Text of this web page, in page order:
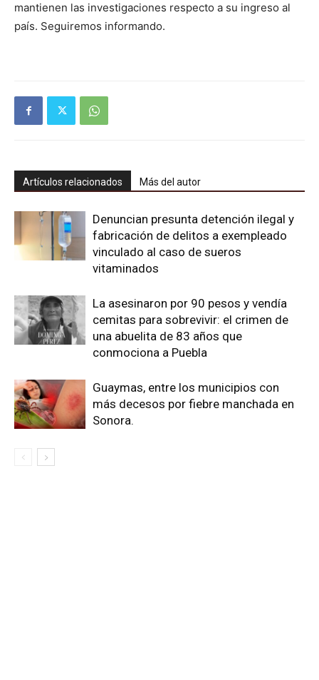
mantienen las investigaciones respecto a su ingreso al
país. Seguiremos informando.
Artículos relacionados Más del autor
Denuncian presunta detención ilegal y
fabricación de delitos a exempleado
vinculado al caso de sueros
vitaminados
La asesinaron por 90 pesos y vendía
cemitas para sobrevivir: el crimen de
una abuelita de 83 años que
conmociona a Puebla
Guaymas, entre los municipios con
más decesos por fiebre manchada en
Sonora.